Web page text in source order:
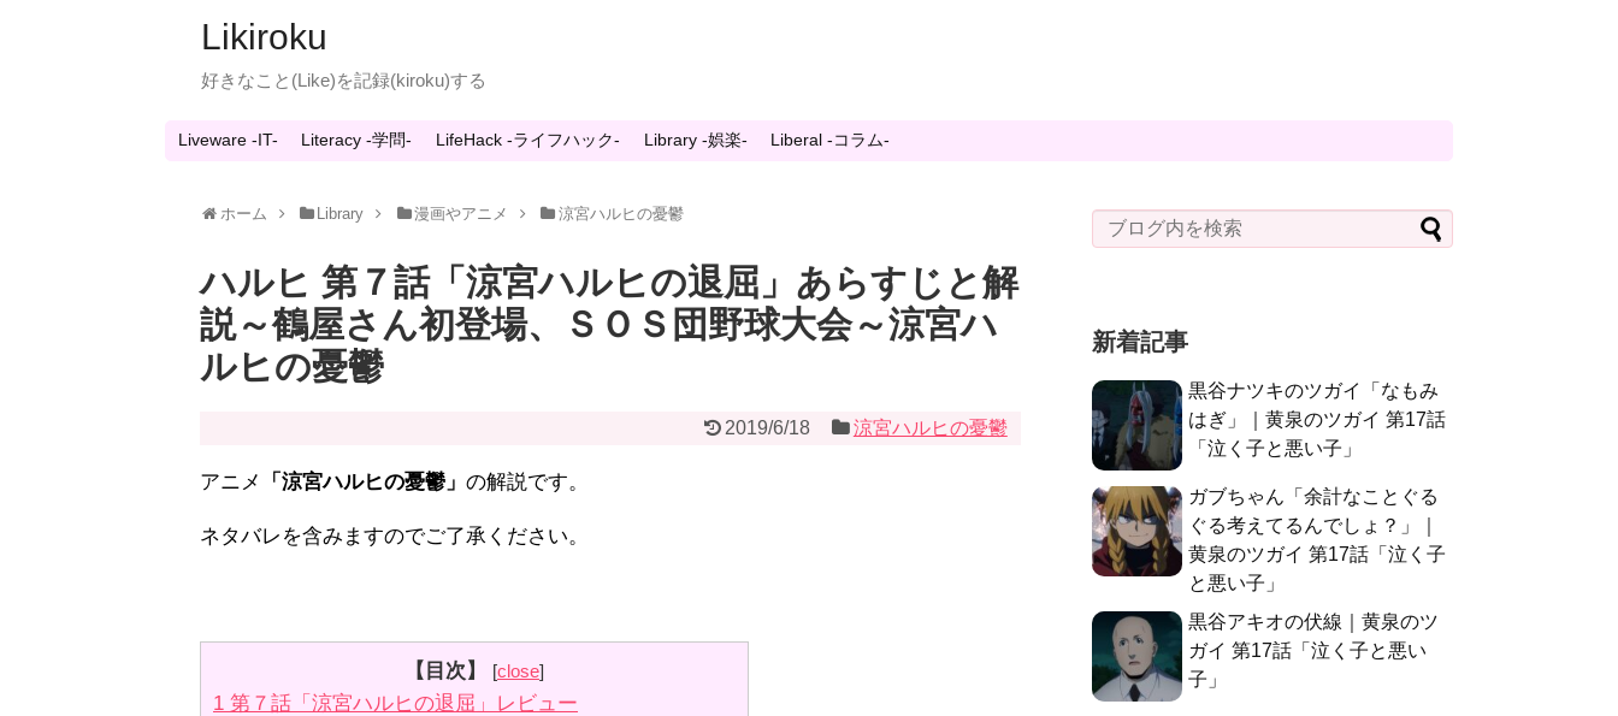
Likiroku
好きなこと(Like)を記録(kiroku)する
Liveware -IT- Literacy -学問- LifeHack -ライフハック- Library -娯楽- Liberal -コラム-
ホーム Library 漫画やアニメ 涼宮ハルヒの憂鬱
ハルヒ 第７話「涼宮ハルヒの退屈」あらすじと解
説～鶴屋さん初登場、ＳＯＳ団野球大会～涼宮ハ
ルヒの憂鬱
2019/6/18 涼宮ハルヒの憂鬱
アニメ 「涼宮ハルヒの憂鬱」 の解説です。
ネタバレを含みますのでご了承ください。
【目次】 [close]
1 第７話「涼宮ハルヒの退屈」レビュー
新着記事
黒谷ナツキのツガイ「なもみ
はぎ」｜黄泉のツガイ 第17話
「泣く子と悪い子」
ガブちゃん「余計なことぐる
ぐる考えてるんでしょ？」｜
黄泉のツガイ 第17話「泣く子
と悪い子」
黒谷アキオの伏線｜黄泉のツ
ガイ 第17話「泣く子と悪い
子」